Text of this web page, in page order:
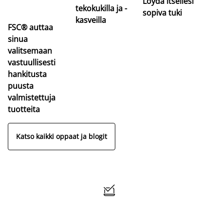
FSC® auttaa
sinua
valitsemaan
vastuullisesti
hankitusta
puusta
valmistettuja
tuotteita
tekokukilla ja -
kasveilla
sopiva tuki
Katso kaikki oppaat ja blogit
